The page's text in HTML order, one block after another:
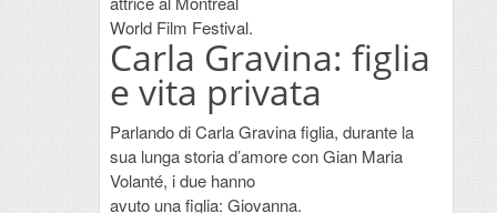
World Film Festival.
Carla Gravina: figlia
e vita privata
Parlando di Carla Gravina figlia, durante la
sua lunga storia d’amore con Gian Maria
Volanté, i due hanno
avuto una figlia: Giovanna.